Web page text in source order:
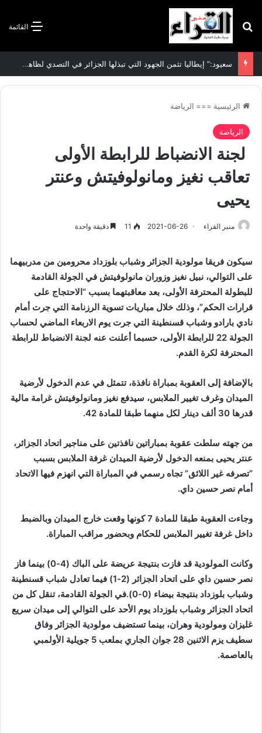
القائمة بحث عن
سعيود:” إيطاليا تثمن الجهود التي تبذلها الجزائر في التصدي لظاهرة الهجرة غير الشرعية”
الرئيسية === الرياضة
الرياضة
لجنة الانضباط للرابطة الأولى
تعاقب نغيز ومانولوفيتش وعنتر
يحيى
منبر القراء 2021-06-26
11 دقيقة واحدة
سيكون فريقا مولودية الجزائر وشباب بلوزداد محرومين من مدربيهما
على التوالي، نبيل نغيز وزوران مانولوفيتش في الجولة القادمة
للبطولة المحترفة الأولى، بعد معاقبتهما بسبب “الاحتجاج على
قرارات الحكم”، وذلك خلال مباريات تسوية الرزنامة التي جرت أمام
نادي بارادو وشباب قسنطينة التي جرت يوم الاربعاء الماضي لحساب
الجولة 22 للرابطة الأولى، حسبما أعلنت عنه لجنة الانضباط للرابطة
المحترفة لكرة القدم.
بالإضافة إلى العقوبة بمباراة نافذة، تتمثل في عدم الدخول لأرضية
الميدان وغرف تغيير الملابس، سيدفع نغيز ومانولوفيتش غرامة مالية
قدرها 30 ألف دينار لكل منهما طبقا للمادة 42.
من جهته سلطت عقوبة بمباراتين نافذتين على مناجير اتحاد الجزائر،
عنتر يحيى بمنعه الدخول لأرضية الميدان غرفة الملابس بسبب
“تصرفه غير اللائق” تجاه رسمي في المباراة التي انهزم فيها الاتحاد
أمام نصر حسين داي.
وجاءت العقوبة طبقا للمادة 7 كونها وقعت خارج الميدان وبالضبط
داخل غرفة تغيير الملابس للحكام وبحضور مراقب المباراة.
وكانت المولودية قد فازت بنتيجة عريضة على الباك (4-0) بينما فاز
نصر حسين داي على اتحاد الجزائر (2-1) فيما تعادل شباب قسنطينة
وشباب بلوزداد بنتيجة بيضاء (0-0).في الجولة القادمة، تنقل كل من
اتحاد الجزائر وشباب بلوزداد يوم الأحد على التوالي إلى ميدان سريع
غليزان ومولودية وهران، بينما تستضيف مولودية الجزائر وفاق
سطيف يزم الاثنين 28 جوان الجاري بملعب 5 جويلية الأولمبي
بالعاصمة.